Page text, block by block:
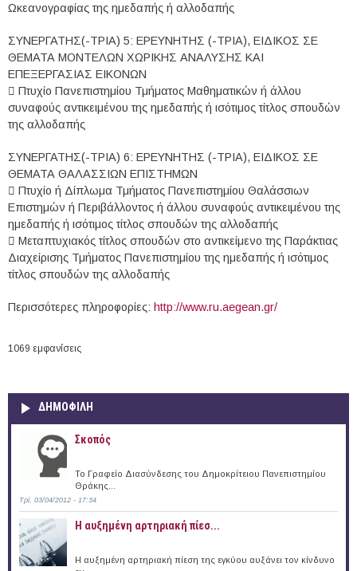
Ωκεανογραφίας της ημεδαπής ή αλλοδαπής
ΣΥΝΕΡΓΑΤΗΣ(-ΤΡΙΑ) 5: ΕΡΕΥΝΗΤΗΣ (-ΤΡΙΑ), ΕΙΔΙΚΟΣ ΣΕ
ΘΕΜΑΤΑ ΜΟΝΤΕΛΩΝ ΧΩΡΙΚΗΣ ΑΝΑΛΥΣΗΣ ΚΑΙ
ΕΠΕΞΕΡΓΑΣΙΑΣ ΕΙΚΟΝΩΝ
 Πτυχίο Πανεπιστημίου Τμήματος Μαθηματικών ή άλλου
συναφούς αντικειμένου της ημεδαπής ή ισότιμος τίτλος σπουδών
της αλλοδαπής
ΣΥΝΕΡΓΑΤΗΣ(-ΤΡΙΑ) 6: ΕΡΕΥΝΗΤΗΣ (-ΤΡΙΑ), ΕΙΔΙΚΟΣ ΣΕ
ΘΕΜΑΤΑ ΘΑΛΑΣΣΙΩΝ ΕΠΙΣΤΗΜΩΝ
 Πτυχίο ή Δίπλωμα Τμήματος Πανεπιστημίου Θαλάσσιων
Επιστημών ή Περιβάλλοντος ή άλλου συναφούς αντικειμένου της
ημεδαπής ή ισότιμος τίτλος σπουδών της αλλοδαπής
 Μεταπτυχιακός τίτλος σπουδών στο αντικείμενο της Παράκτιας
Διαχείρισης Τμήματος Πανεπιστημίου της ημεδαπής ή ισότιμος
τίτλος σπουδών της αλλοδαπής
Περισσότερες πληροφορίες: http://www.ru.aegean.gr/
1069 εμφανίσεις
ΔΗΜΟΦΙΛΗ
Σκοπός
Το Γραφείο Διασύνδεσης του Δημοκρίτειου Πανεπιστημίου
Θράκης...
Τρί, 03/04/2012 - 17:34
Η αυξημένη αρτηριακή πίεσ...
Η αυξημένη αρτηριακή πίεση της εγκύου αυξάνει τον κίνδυνο